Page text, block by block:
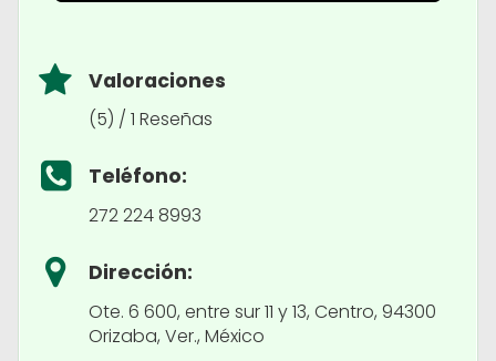
Valoraciones
(5) / 1 Reseñas
Teléfono:
272 224 8993
Dirección:
Ote. 6 600, entre sur 11 y 13, Centro, 94300
Orizaba, Ver., México